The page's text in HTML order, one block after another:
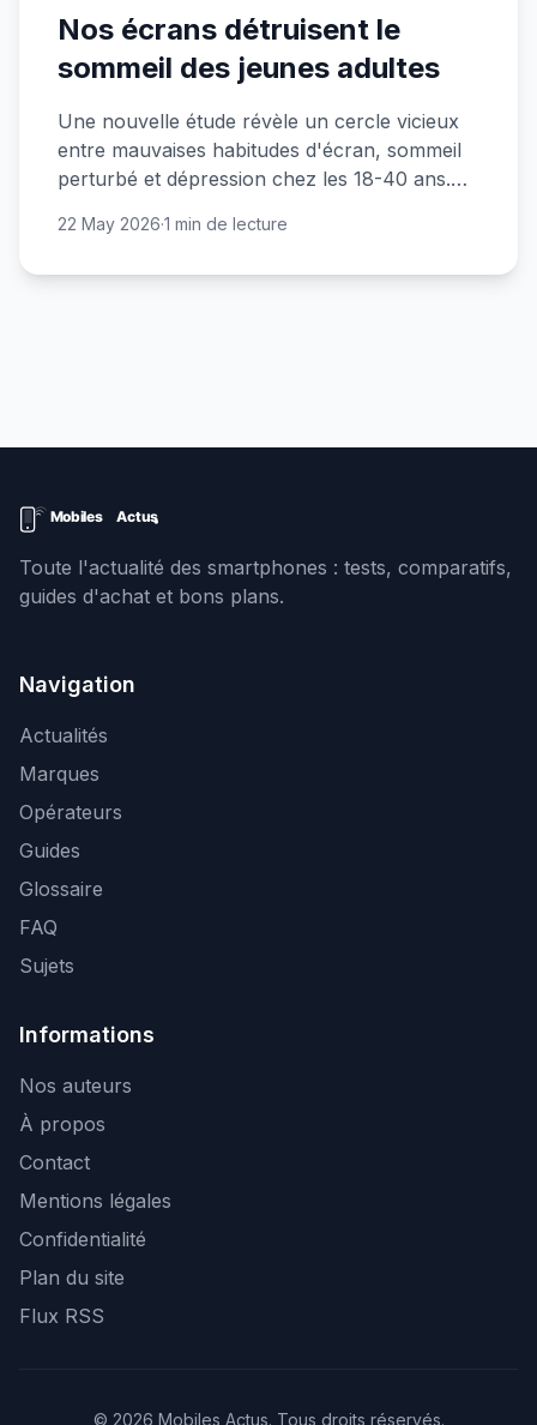
Nos écrans détruisent le
sommeil des jeunes adultes
Une nouvelle étude révèle un cercle vicieux
entre mauvaises habitudes d'écran, sommeil
perturbé et dépression chez les 18-40 ans.
notre santé mentale ?
22 May 2026·1 min de lecture
Toute l'actualité des smartphones : tests, comparatifs,
guides d'achat et bons plans.
Navigation
Actualités
Marques
Opérateurs
Guides
Glossaire
FAQ
Sujets
Informations
Nos auteurs
À propos
Contact
Mentions légales
Confidentialité
Plan du site
Flux RSS
© 2026 Mobiles Actus. Tous droits réservés.